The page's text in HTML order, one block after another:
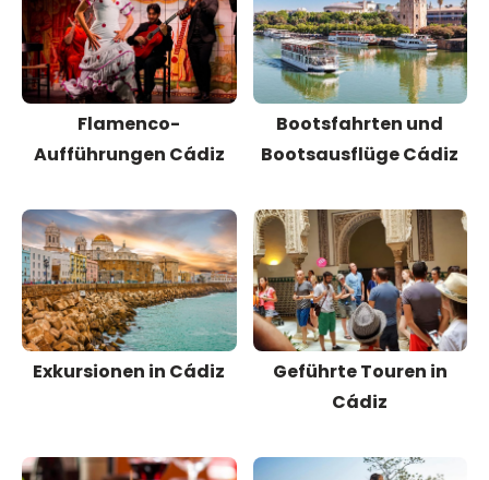
Flamenco-
Aufführungen Cádiz
Bootsfahrten und
Bootsausflüge Cádiz
Exkursionen in Cádiz
Geführte Touren in
Cádiz